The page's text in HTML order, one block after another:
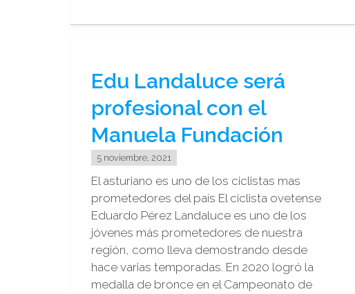
y
preparados
2022"
Edu Landaluce será
profesional con el
Manuela Fundación
5 noviembre, 2021
El asturiano es uno de los ciclistas mas
prometedores del país El ciclista ovetense
Eduardo Pérez Landaluce es uno de los
jóvenes más prometedores de nuestra
región, como lleva demostrando desde
hace varias temporadas. En 2020 logró la
medalla de bronce en el Campeonato de